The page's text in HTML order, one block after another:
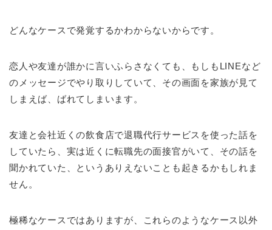
どんなケースで発覚するかわからないからです。
恋人や友達が誰かに言いふらさなくても、もしもLINEなど
のメッセージでやり取りしていて、その画面を家族が見て
しまえば、ばれてしまいます。
友達と会社近くの飲食店で退職代行サービスを使った話を
していたら、実は近くに転職先の面接官がいて、その話を
聞かれていた、というありえないことも起きるかもしれま
せん。
極稀なケースではありますが、これらのようなケース以外